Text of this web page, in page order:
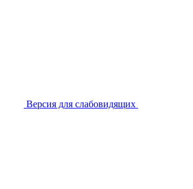
Версия для слабовидящих